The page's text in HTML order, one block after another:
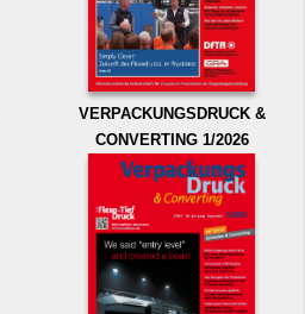
VERPACKUNGSDRUCK &
CONVERTING 1/2026